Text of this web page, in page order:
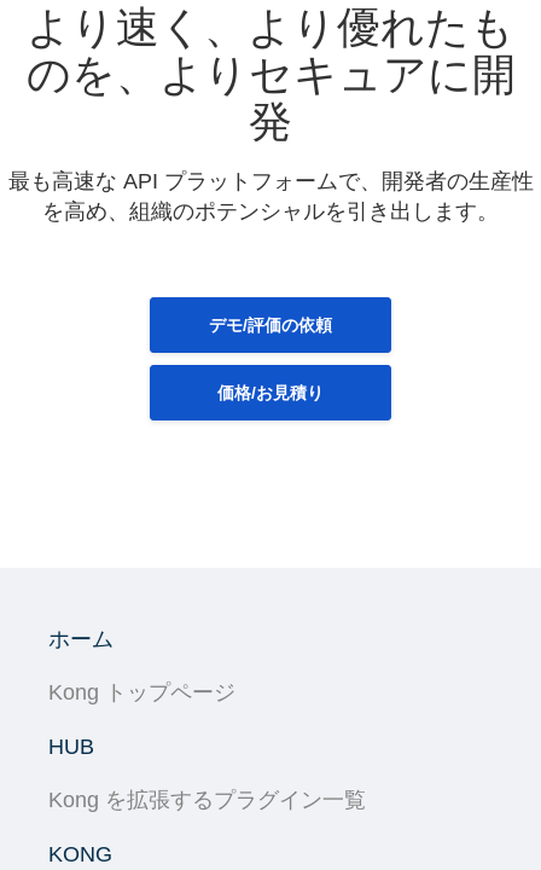
より速く、より優れたも
のを、よりセキュアに開
発
最も高速な API プラットフォームで、開発者の生産性
を高め、組織のポテンシャルを引き出します。
デモ/評価の依頼
価格/お見積り
ホーム
Kong トップページ
HUB
Kong を拡張するプラグイン一覧
KONG